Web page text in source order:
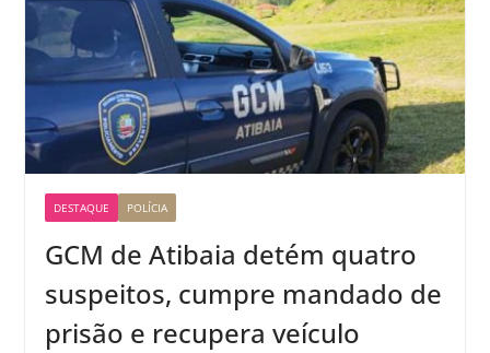
DESTAQUE POLÍCIA
GCM de Atibaia detém quatro
suspeitos, cumpre mandado de
prisão e recupera veículo